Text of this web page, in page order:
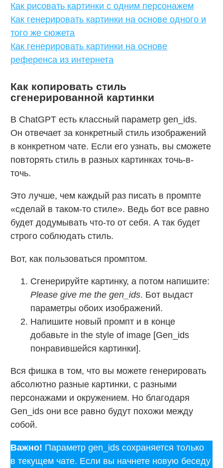
Как рисовать картинки с одним персонажем
Как генерировать картинки на основе одного и
того же сюжета
Как генерировать картинки на основе
референса из интернета
Как копировать стиль
сгенерированной картинки
В ChatGPT есть классный параметр gen_ids.
Он отвечает за конкретный стиль изображений
в конкретном чате. Если его узнать, вы сможете
повторять стиль в разных картинках точь-в-
точь.
Это лучше, чем каждый раз писать в промпте
«сделай в таком-то стиле». Ведь бот все равно
будет додумывать что-то от себя. А так будет
строго соблюдать стиль.
Вот, как пользоваться промптом.
Сгенерируйте картинку, а потом напишите:
Please give me the gen_ids. Бот выдаст
параметры обоих изображений.
Напишите новый промпт и в конце
добавьте in the style of image [Gen_ids
понравившейся картинки].
Вся фишка в том, что вы можете генерировать
абсолютно разные картинки, с разными
персонажами и окружением. Но благодаря
Gen_ids они все равно будут похожи между
собой.
Важно! Параметр gen_ids сохраняется только
в текущем чате. Если вы начнете новую беседу